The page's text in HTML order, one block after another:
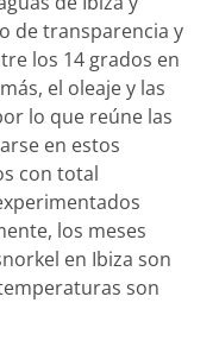
de transparencia y
los 14 grados en
el oleaje y las
lo que reúne las
en estos
con total
los meses
en Ibiza son
son